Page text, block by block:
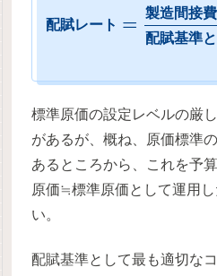
配賦レー ト = 製造間接費
配賦基準と
標準原価の設定レベルの厳
があるが、概ね、原価標準
あるところから、これを予
原価≒標準原価として運用
い。
配賦基準として最も適切な